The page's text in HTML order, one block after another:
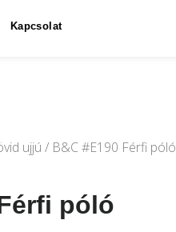
Kapcsolat
ujjú / B&C #E190 Férfi póló
póló